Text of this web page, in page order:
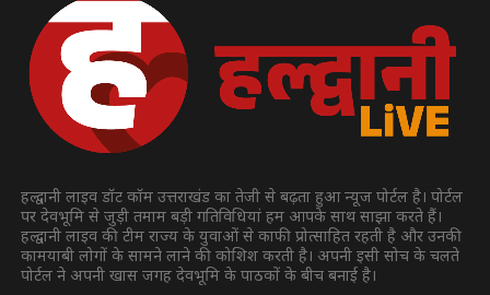
हल्द्वानी लाइव डॉट कॉम उत्तराखंड का तेजी से बढ़ता हुआ न्यूज पोर्टल है। पोर्टल
पर देवभूमि से जुड़ी तमाम बड़ी गतिविधियां हम आपके साथ साझा करते हैं।
हल्द्वानी लाइव की टीम राज्य के युवाओं से काफी प्रोत्साहित रहती है और उनकी
कामयाबी लोगों के सामने लाने की कोशिश करती है। अपनी इसी सोच के चलते
पोर्टल ने अपनी खास जगह देवभूमि के पाठकों के बीच बनाई है।